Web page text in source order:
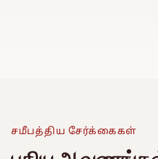
Watch Promo
சமீபத்திய சேர்க்கைகள்